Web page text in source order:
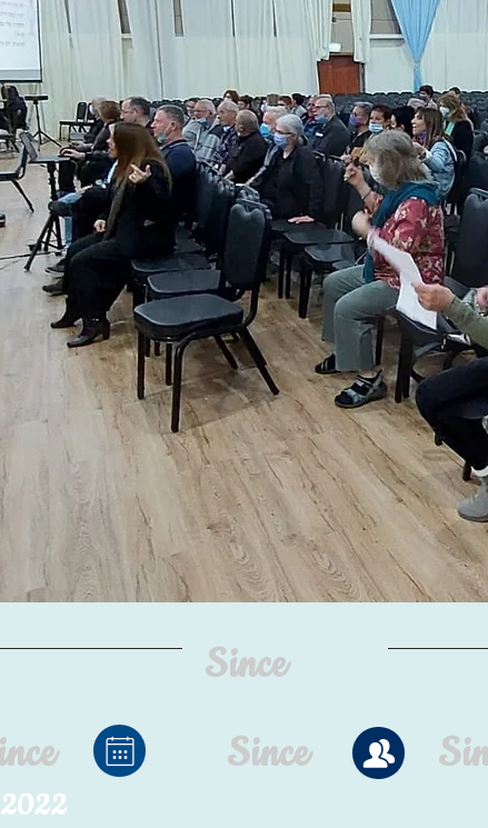
Since
2022
Since